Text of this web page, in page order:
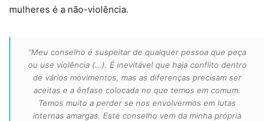
mulheres é a não-violência.
“Meu conselho é suspeitar de qualquer pessoa que peça
ou use violência (…). É inevitável que haja conflito dentro
de vários movimentos, mas as diferenças precisam ser
aceitas e a ênfase colocada no que temos em comum.
Temos muito a perder se nos envolvermos em lutas
internas amargas. Este conselho vem da minha própria